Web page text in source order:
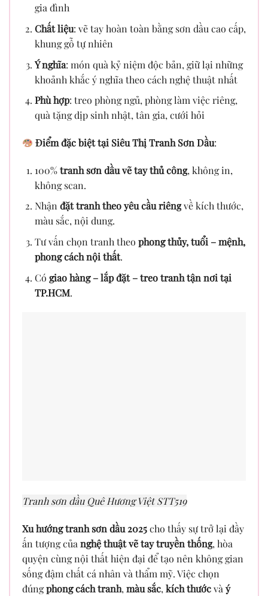
gia đình
Chất liệu: vẽ tay hoàn toàn bằng sơn dầu cao cấp,
khung gỗ tự nhiên
Ý nghĩa: món quà kỷ niệm độc bản, giữ lại những
khoảnh khắc ý nghĩa theo cách nghệ thuật nhất
Phù hợp: treo phòng ngủ, phòng làm việc riêng,
quà tặng dịp sinh nhật, tân gia, cưới hỏi
Điểm đặc biệt tại Siêu Thị Tranh Sơn Dầu:
100%tranh sơn dầu vẽ tay thủ công, không in,
không scan.
Nhậnđặt tranh theo yêu cầu riêngvề kích thước,
màu sắc, nội dung.
Tư vấn chọn tranh theo phong thủy, tuổi – mệnh,
phong cách nội thất.
Có giao hàng – lắp đặt – treo tranh tận nơi tại
TP.HCM.
Tranh sơn dầu Quê Hương Việt STT519
Xu hướng tranh sơn dầu 2025cho thấy sự trở lại đầy
ấn tượng của nghệ thuật vẽ tay truyền thống, hòa
quyện cùng nội thất hiện đại để tạo nên không gian
sống đậm chất cá nhân và thẩm mỹ. Việc chọn
đúngphong cách tranh, màu sắc, kích thướcvà ý